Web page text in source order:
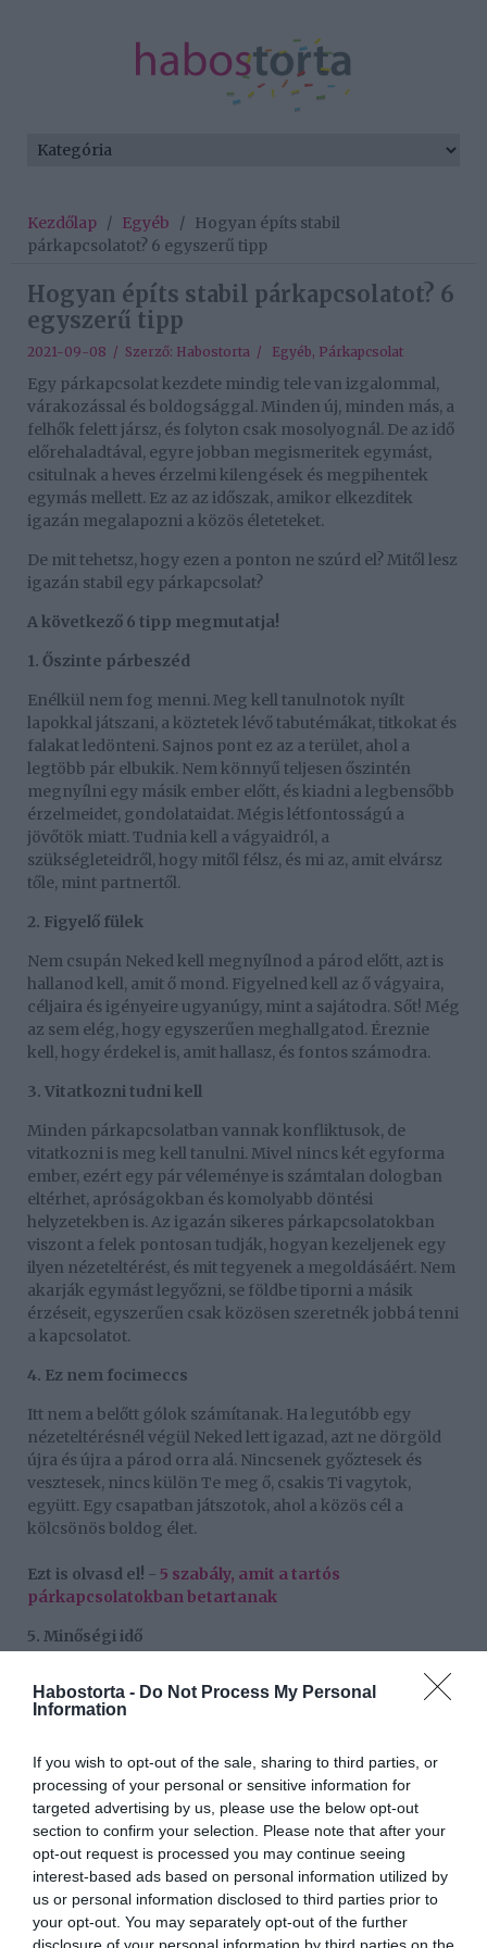
Habostorta - Do Not Process My Personal
Information
If you wish to opt-out of the sale, sharing to third parties, or
processing of your personal or sensitive information for
targeted advertising by us, please use the below opt-out
section to confirm your selection. Please note that after your
opt-out request is processed you may continue seeing
interest-based ads based on personal information utilized by
us or personal information disclosed to third parties prior to
your opt-out. You may separately opt-out of the further
disclosure of your personal information by third parties on the
Kezdőlap / Egyéb / Hogyan építs stabil
párkapcsolatot? 6 egyszerű tipp
Hogyan építs stabil párkapcsolatot? 6
egyszerű tipp
2021-09-08 / Szerző: Habostorta / Egyéb, Párkapcsolat
Egy párkapcsolat kezdete mindig tele van izgalommal,
várakozással és boldogsággal. Minden új, minden más, a
felhők felett jársz, és folyton csak mosolyognál. De az idő
előrehaladtával, egyre jobban megismeritek egymást,
csitulnak a heves érzelmi kilengések és megpihentek
egymás mellett. Ez az az időszak, amikor elkezditek
igazán megalapozni a közös életeteket.
De mit tehetsz, hogy ezen a ponton ne szúrd el? Mitől lesz
igazán stabil egy párkapcsolat?
A következő 6 tipp megmutatja!
1. Őszinte párbeszéd
Enélkül nem fog menni. Meg kell tanulnotok nyílt
lapokkal játszani, a köztetek lévő tabutémákat, titkokat és
falakat ledönteni. Sajnos pont ez az a terület, ahol a
legtöbb pár elbukik. Nem könnyű teljesen őszintén
megnyílni egy másik ember előtt, és kiadni a legbensőbb
érzelmeidet, gondolataidat. Mégis létfontosságú a
jövőtök miatt. Tudnia kell a vágyaidról, a
szükségleteidről, hogy mitől félsz, és mi az, amit elvársz
tőle, mint partnertől.
2. Figyelő fülek
Nem csupán Neked kell megnyílnod a párod előtt, azt is
hallanod kell, amit ő mond. Figyelned kell az ő vágyaira,
céljaira és igényeire ugyanúgy, mint a sajátodra. Sőt! Még
az sem elég, hogy egyszerűen meghallgatod. Éreznie
kell, hogy érdekel is, amit hallasz, és fontos számodra.
3. Vitatkozni tudni kell
Minden párkapcsolatban vannak konfliktusok, de
vitatkozni is meg kell tanulni. Mivel nincs két egyforma
ember, ezért egy pár véleménye is számtalan dologban
eltérhet, apróságokban és komolyabb döntési
helyzetekben is. Az igazán sikeres párkapcsolatokban
viszont a felek pontosan tudják, hogyan kezeljenek egy
ilyen nézeteltérést, és mit tegyenek a megoldásáért. Nem
akarják egymást legyőzni, se földbe tiporni a másik
érzéseit, egyszerűen csak közösen szeretnék jobbá tenni
a kapcsolatot.
4. Ez nem focimeccs
Itt nem a belőtt gólok számítanak. Ha legutóbb egy
nézeteltérésnél végül Neked lett igazad, azt ne dörgöld
újra és újra a párod orra alá. Nincsenek győztesek és
vesztesek, nincs külön Te meg ő, csakis Ti vagytok,
együtt. Egy csapatban játszotok, ahol a közös cél a
kölcsönös boldog élet.
Ezt is olvasd el! - 5 szabály, amit a tartós
párkapcsolatokban betartanak
5. Minőségi idő
betartani. Egy párnak szüksége van emlékezetes közös
pillanatokra, amikor kizárják a külvilágot és csak
rutinszerű élet elveszi ezeket a pillanatokat a
kapcsolatból, ha nem figyelsz oda. Csak úgy tarthatod
fenn a szenvedélyt és a szerelmet, ha minden nap teszel
érte, és arra a néhány órára, amikor végre kettesben
lehettek, akkor csak egymásra figyeltek.
6. Legyen sok közös programotok (de ne csináljatok
mindig mindent együtt)!